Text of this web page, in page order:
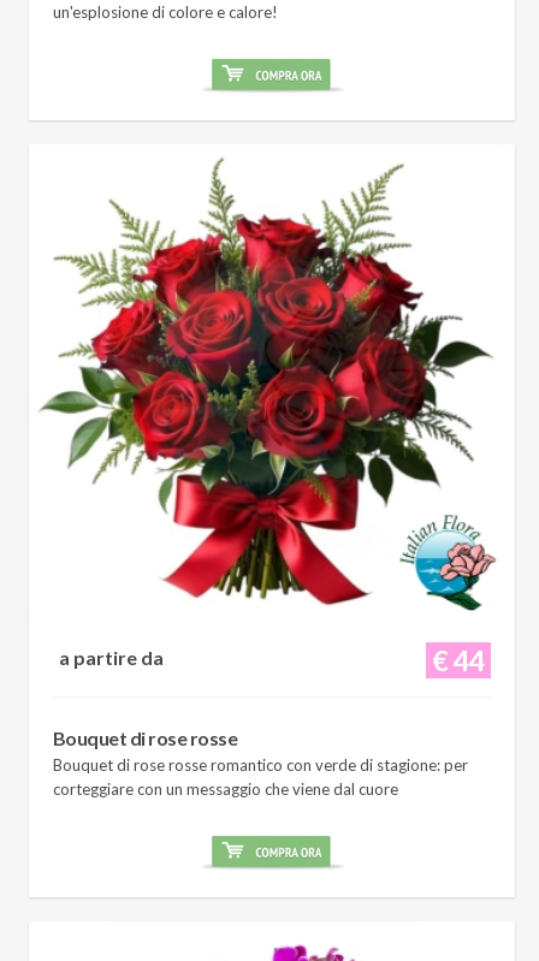
un'esplosione di colore e calore!
€ 44
a partire da
Bouquet di rose rosse
Bouquet di rose rosse romantico con verde di stagione: per
corteggiare con un messaggio che viene dal cuore